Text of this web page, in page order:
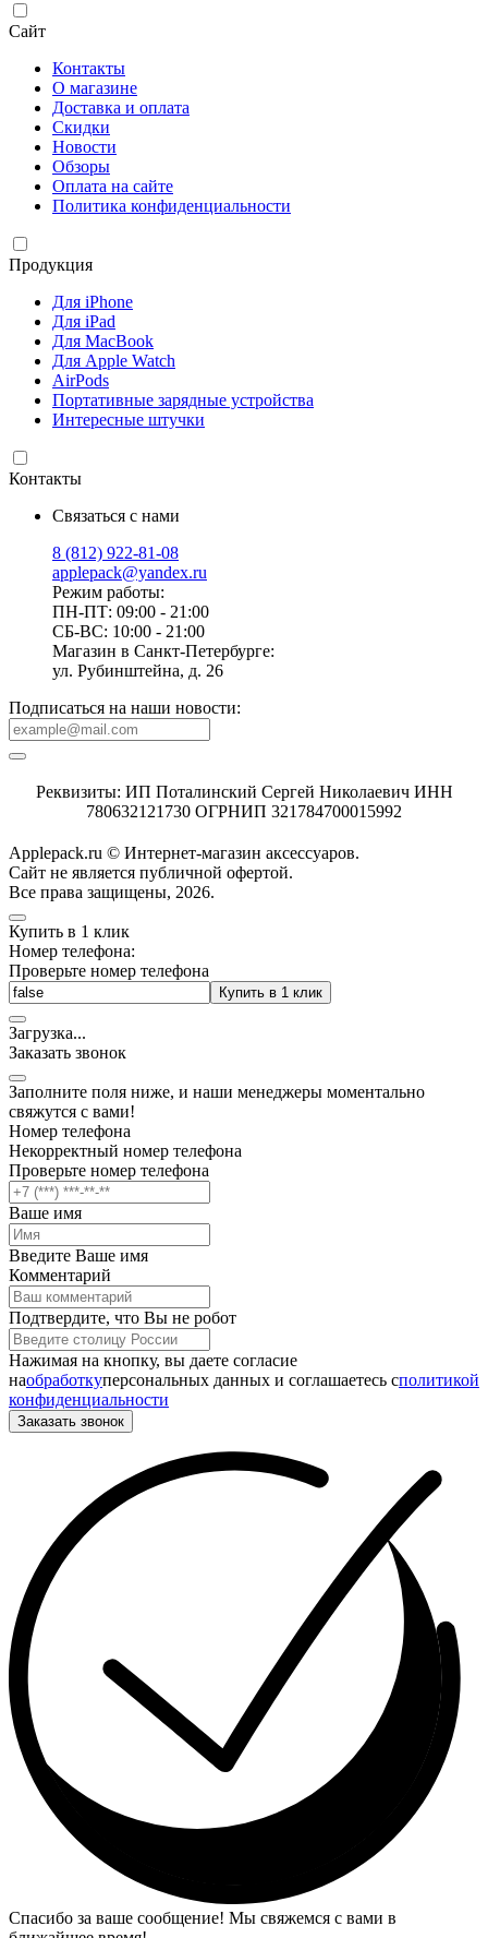
Сайт
Контакты
О магазине
Доставка и оплата
Скидки
Новости
Обзоры
Оплата на сайте
Политика конфиденциальности
Продукция
Для iPhone
Для iPad
Для MacBook
Для Apple Watch
AirPods
Портативные зарядные устройства
Интересные штучки
Контакты
Связаться с нами
8 (812) 922-81-08
applepack@yandex.ru
Режим работы:
ПН-ПТ: 09:00 - 21:00
СБ-ВС: 10:00 - 21:00
Магазин в Санкт-Петербурге:
ул. Рубинштейна, д. 26
Подписаться на наши новости:
Реквизиты: ИП Поталинский Сергей Николаевич ИНН
780632121730 ОГРНИП 321784700015992
Applepack.ru © Интернет-магазин аксессуаров.
Cайт не является публичной офертой.
Все права защищены, 2026.
Купить в 1 клик
Номер телефона:
Проверьте номер телефона
Купить в 1 клик
Загрузка...
Заказать звонок
Заполните поля ниже, и наши менеджеры моментально
свяжутся с вами!
Номер телефона
Некорректный номер телефона
Проверьте номер телефона
Ваше имя
Введите Ваше имя
Комментарий
Подтвердите, что Вы не робот
Нажимая на кнопку, вы даете согласие
наобработкуперсональных данных и соглашаетесь cполитикой
конфиденциальности
Заказать звонок
Спасибо за ваше сообщение! Мы свяжемся с вами в